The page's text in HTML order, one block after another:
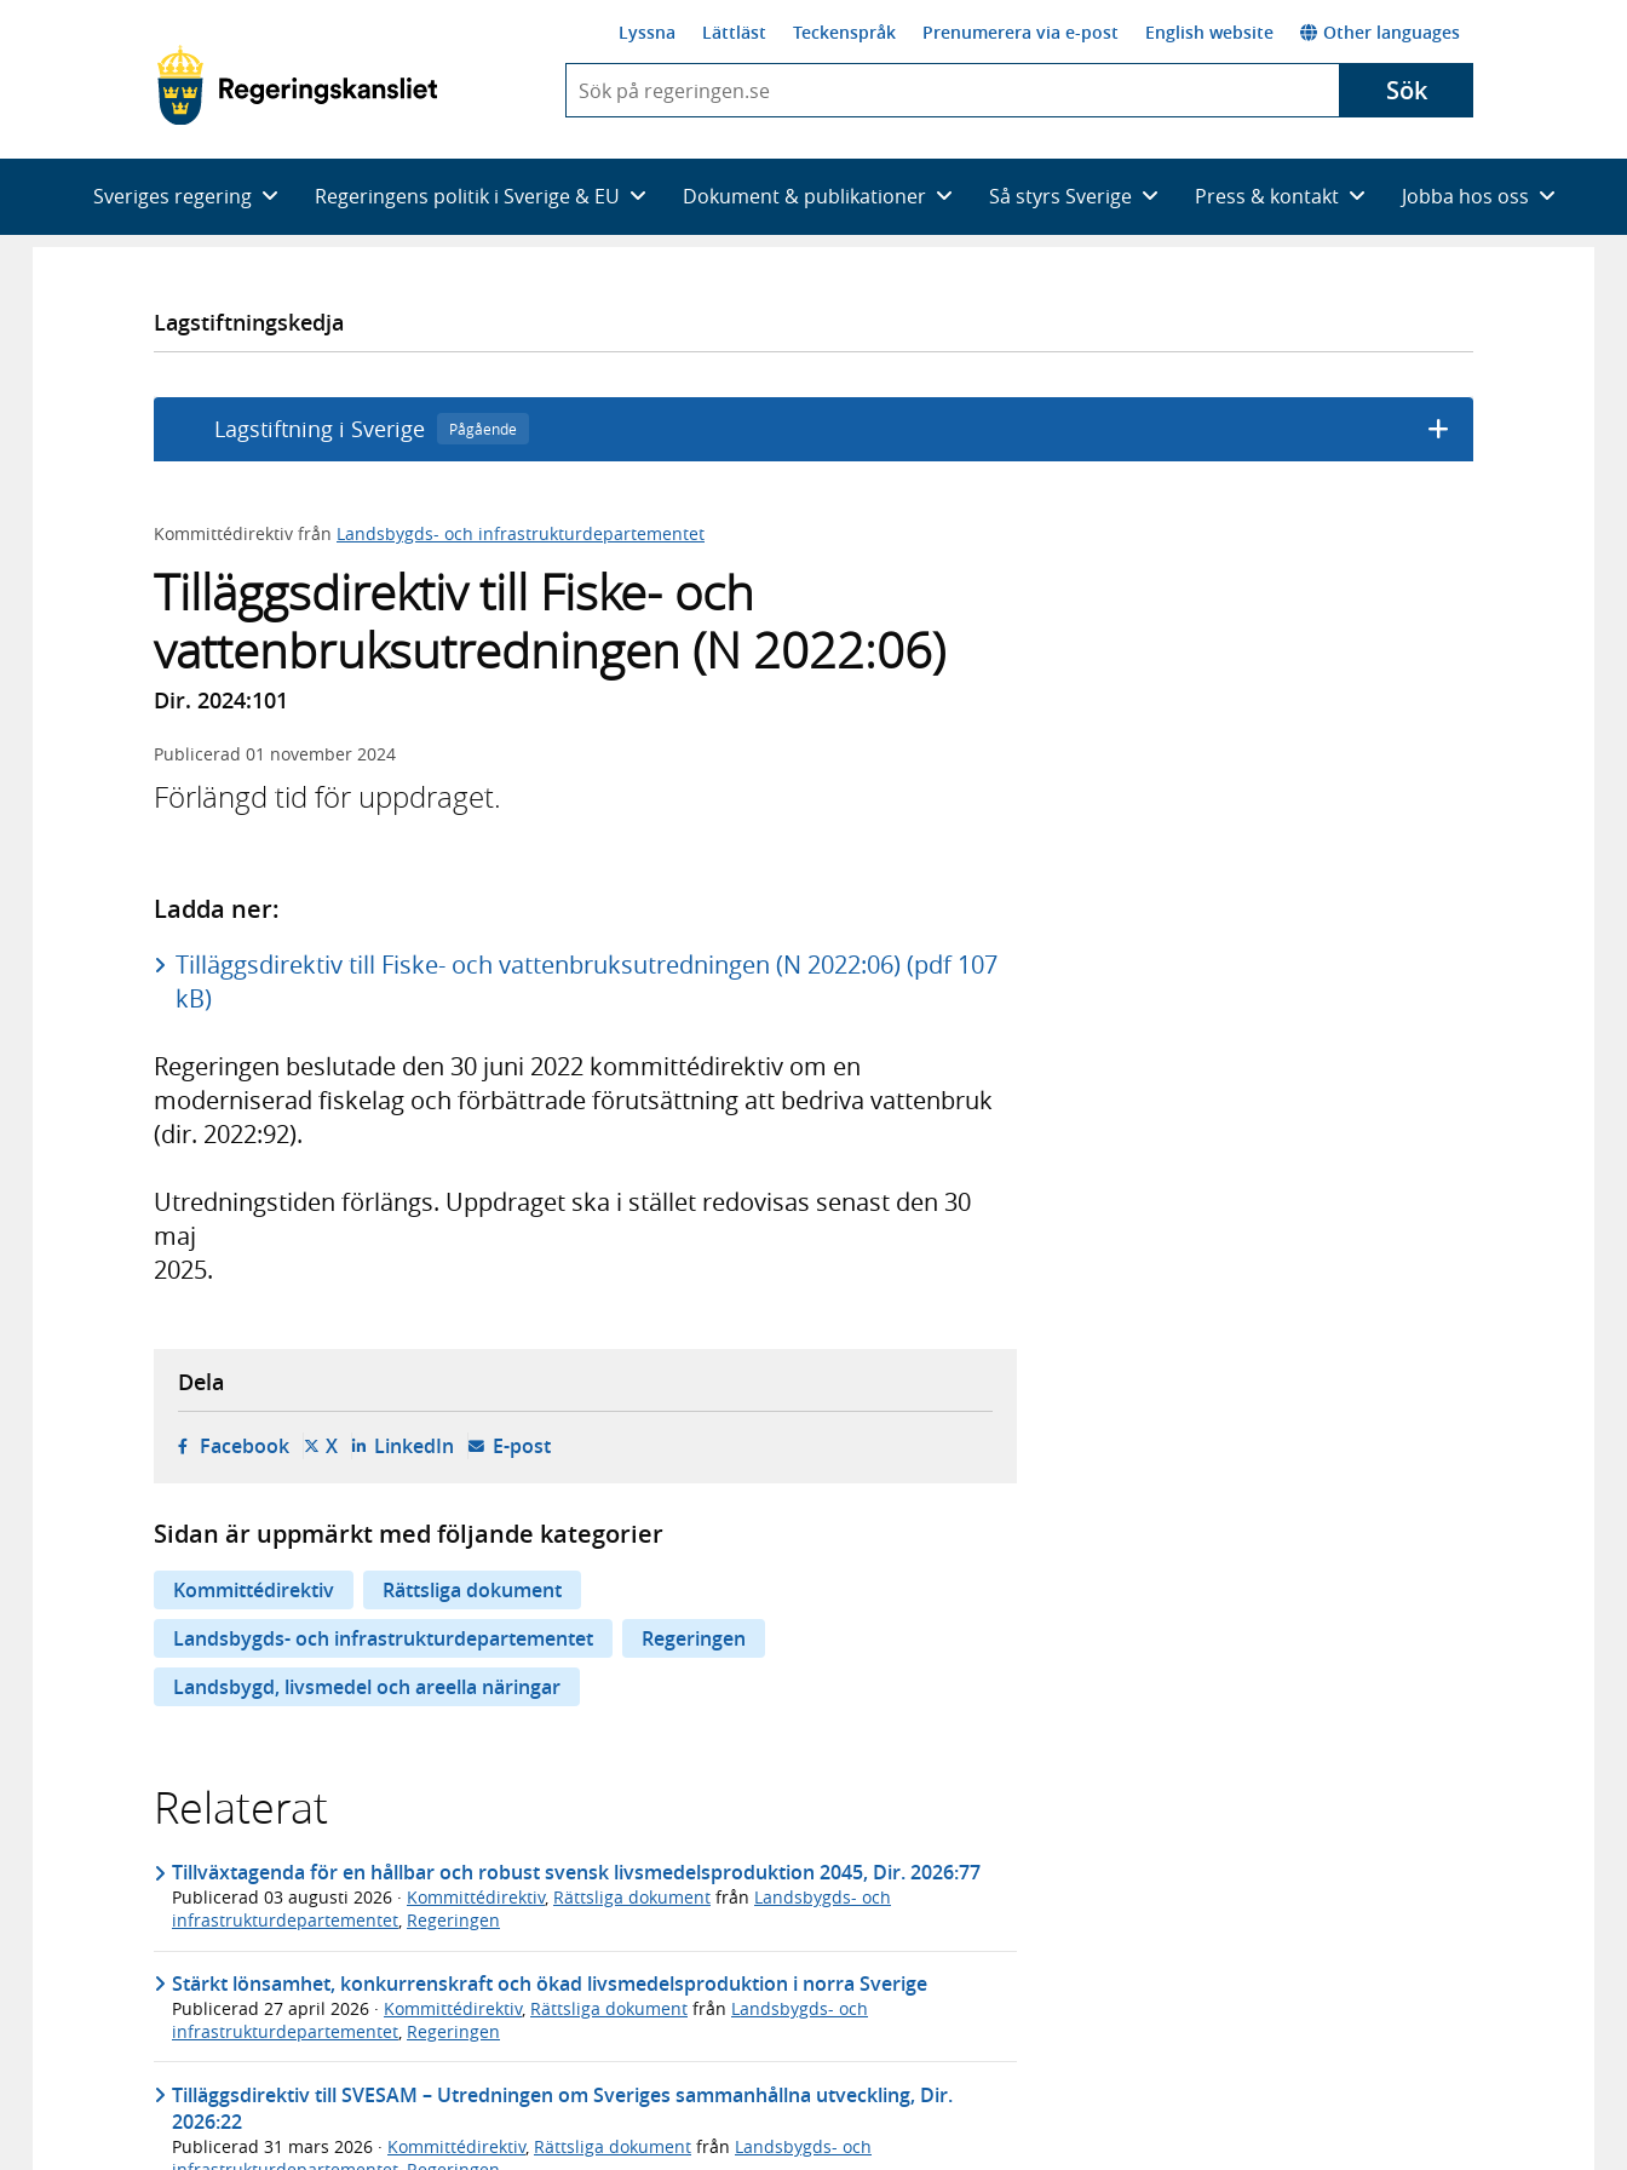
Lyssna Lättläst Teckenspråk Prenumerera via e-post English website Other languages
du
skriva
framträder
en
Sök
Sveriges regering Regeringens politik i Sverige & EU Dokument & publikationer Så styrs Sverige Press & kontakt Jobba hos oss
Lagstiftningskedja
Lagstiftning i Sverige Pågående
Kommittédirektiv från Landsbygds- och infrastrukturdepartementet
Tilläggsdirektiv till Fiske- och
vattenbruksutredningen (N 2022:06)
Dir. 2024:101
Publicerad 01 november 2024
Förlängd tid för uppdraget.
Ladda ner:
Tilläggsdirektiv till Fiske- och vattenbruksutredningen (N 2022:06) (pdf 107
kB)
Regeringen beslutade den 30 juni 2022 kommittédirektiv om en
moderniserad fiskelag och förbättrade förutsättning att bedriva vattenbruk
(dir. 2022:92).
Utredningstiden förlängs. Uppdraget ska i stället redovisas senast den 30
maj
2025.
Dela
Facebook- öppnas i ny flik, extern webbplats,
X- öppnas i ny flik, extern webbplats,
LinkedIn- öppnas i ny flik, extern webbplats,
E-post- öppnar din e-postklient,
Sidan är uppmärkt med följande kategorier
Kommittédirektiv
Rättsliga dokument
Landsbygds- och infrastrukturdepartementet
Regeringen
Landsbygd, livsmedel och areella näringar
Relaterat
Tillväxtagenda för en hållbar och robust svensk livsmedelsproduktion 2045, Dir. 2026:77
Publicerad 03 augusti 2026 · Kommittédirektiv, Rättsliga dokument från Landsbygds- och
infrastrukturdepartementet, Regeringen
Stärkt lönsamhet, konkurrenskraft och ökad livsmedelsproduktion i norra Sverige
Publicerad 27 april 2026 · Kommittédirektiv, Rättsliga dokument från Landsbygds- och
infrastrukturdepartementet, Regeringen
Tilläggsdirektiv till SVESAM – Utredningen om Sveriges sammanhållna utveckling, Dir.
2026:22
Publicerad 31 mars 2026 · Kommittédirektiv, Rättsliga dokument från Landsbygds- och